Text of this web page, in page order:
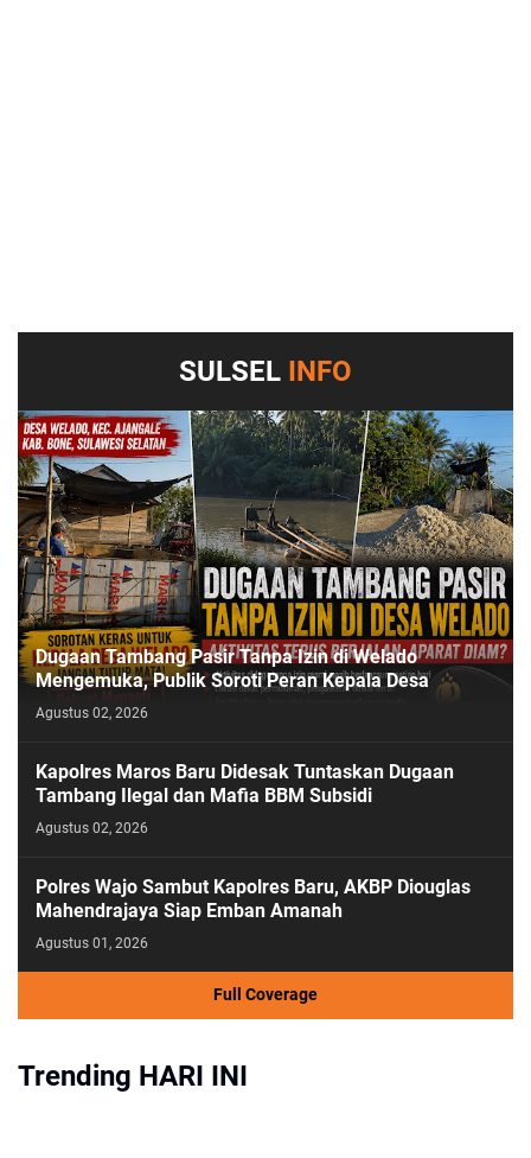
SULSEL INFO
Dugaan Tambang Pasir Tanpa Izin di Welado
Mengemuka, Publik Soroti Peran Kepala Desa
Agustus 02, 2026
Kapolres Maros Baru Didesak Tuntaskan Dugaan
Tambang Ilegal dan Mafia BBM Subsidi
Agustus 02, 2026
Polres Wajo Sambut Kapolres Baru, AKBP Diouglas
Mahendrajaya Siap Emban Amanah
Agustus 01, 2026
Full Coverage
Trending HARI INI